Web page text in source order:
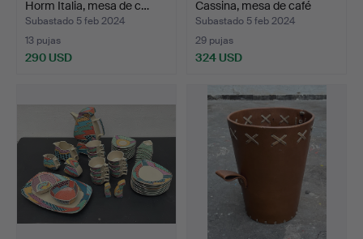
Horm Italia, mesa de c…
Subastado 5 feb 2024
13 pujas
290 USD
Cassina, mesa de café
mod…
Subastado 5 feb 2024
29 pujas
324 USD